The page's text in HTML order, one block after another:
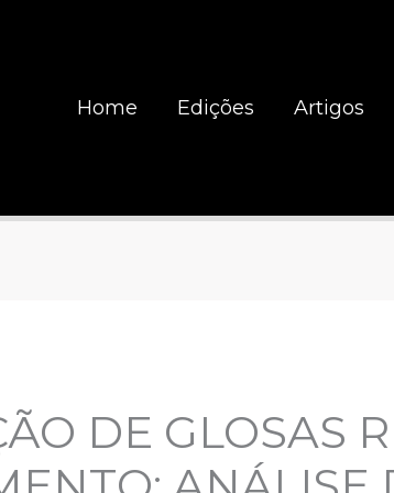
Home Edições Artigos
DE GLOSAS